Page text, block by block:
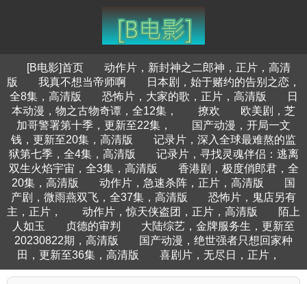
[B电影]首页
动作片，新封神之二郎神，正片，高清
版
我真不想当帝师啊
日本剧，始于赌约的告别之恋，
全8集，高清版
恐怖片，大家的歌，正片，高清版
日
本动漫，物之古物奇谭，全12集，
撩欢
欧美剧，芝
加哥警署第十季，更新至22集，
国产动漫，开局一文
钱，更新至20集，高清版
记录片，深入全球最难熬的监
狱第七季，全4集，高清版
记录片，寻找灵魂伴侣：逃离
双生火焰宇宙，全3集，高清版
香港剧，极度俏郎君，全
20集，高清版
动作片，急速杀阵，正片，高清版
国
产剧，微雨燕双飞，全37集，高清版
恐怖片，鬼店另有
主，正片，
动作片，惊天侠盗团，正片，高清版
陌上
人如玉
贞德的审判
大陆综艺，金牌服务生，更新至
20230822期，高清版
国产动漫，绝世强者只想回家种
田，更新至36集，高清版
喜剧片，无尽日，正片，